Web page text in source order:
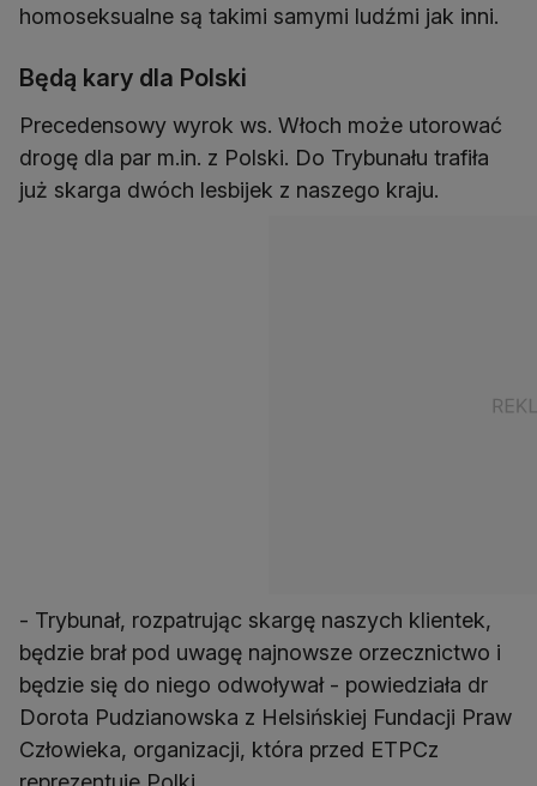
homoseksualne są takimi samymi ludźmi jak inni.
Będą kary dla Polski
Precedensowy wyrok ws. Włoch może utorować
drogę dla par m.in. z Polski. Do Trybunału trafiła
już skarga dwóch lesbijek z naszego kraju.
- Trybunał, rozpatrując skargę naszych klientek,
będzie brał pod uwagę najnowsze orzecznictwo i
będzie się do niego odwoływał - powiedziała dr
Dorota Pudzianowska z Helsińskiej Fundacji Praw
Człowieka, organizacji, która przed ETPCz